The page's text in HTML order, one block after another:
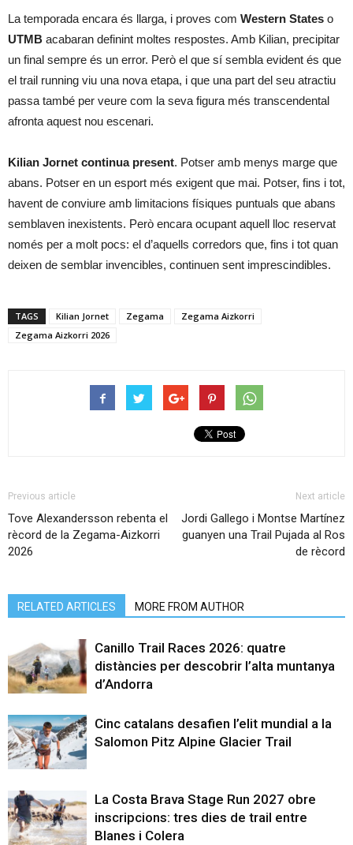
La temporada encara és llarga, i proves com Western States o
UTMB acabaran definint moltes respostes. Amb Kilian, precipitar
un final sempre és un error. Però el que sí sembla evident és que
el trail running viu una nova etapa, i que una part del seu atractiu
passa també per veure com la seva figura més transcendental
afronta aquest nou escenari.
Kilian Jornet continua present. Potser amb menys marge que
abans. Potser en un esport més exigent que mai. Potser, fins i tot,
havent de conviure amb limitacions físiques puntuals que abans
semblaven inexistents. Però encara ocupant aquell lloc reservat
només per a molt pocs: el d’aquells corredors que, fins i tot quan
deixen de semblar invencibles, continuen sent imprescindibles.
TAGS Kilian Jornet Zegama
Zegama Aizkorri
Zegama Aizkorri 2026
Previous article
Tove Alexandersson rebenta el
rècord de la Zegama-Aizkorri
2026
Next article
Jordi Gallego i Montse Martínez
guanyen una Trail Pujada al Ros
de rècord
RELATED ARTICLES MORE FROM AUTHOR
Canillo Trail Races 2026: quatre
distàncies per descobrir l’alta muntanya
d’Andorra
Cinc catalans desafien l’elit mundial a la
Salomon Pitz Alpine Glacier Trail
La Costa Brava Stage Run 2027 obre
inscripcions: tres dies de trail entre
Blanes i Colera